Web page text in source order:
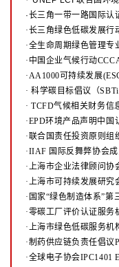
·长三角一带一路国际认
·长三角绿色低碳发展行
·全生命周期绿色管理专
·中国企业气候行动
·AA1000可持续发展
·科学碳目标倡议（
·TCFD气候相关财务信
·EPD环境产品声明中国
·联合国责任投资原则
·IIAF 国际反舞弊协会成
·上海市企业法律顾问协
·上海市可持续发展研
·国家“绿色制造体系”第
·零碳工厂评价认证服务
·上海市绿色低碳服务机
·制药供应链负责任倡议
·全球电子协会IPC1401